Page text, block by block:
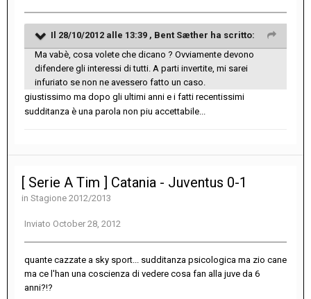
Il 28/10/2012 alle 13:39 , Bent Sæther ha scritto:
Ma vabè, cosa volete che dicano ? Ovviamente devono
difendere gli interessi di tutti. A parti invertite, mi sarei
infuriato se non ne avessero fatto un caso.
giustissimo ma dopo gli ultimi anni e i fatti recentissimi
sudditanza è una parola non piu accettabile...
[ Serie A Tim ] Catania - Juventus 0-1
in Stagione 2012/2013
Inviato October 28, 2012
quante cazzate a sky sport... sudditanza psicologica ma zio cane
ma ce l'han una coscienza di vedere cosa fan alla juve da 6
anni?!?